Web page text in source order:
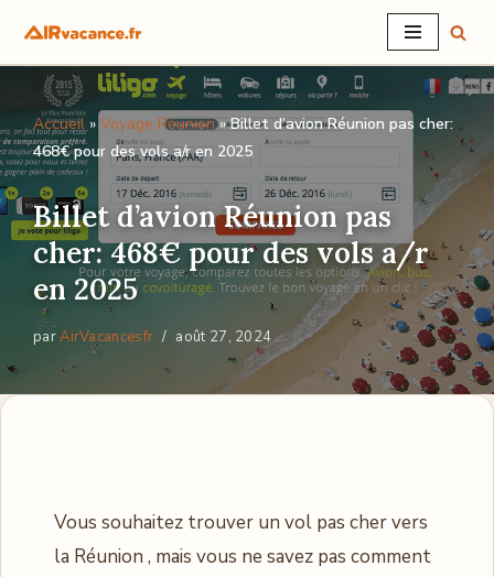
Aller
contenu
Accueil » Voyage Réunion»Billet d’avion Réunion pas cher:
468€ pour des vols a/r en 2025
Billet d’avion Réunion pas
cher: 468€ pour des vols a/r
en 2025
parAirVacancesfr août 27, 2024
Vous souhaitez trouver un vol pas cher vers
la Réunion , mais vous ne savez pas comment